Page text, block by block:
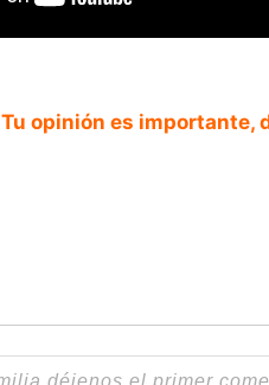
opinión es importante,